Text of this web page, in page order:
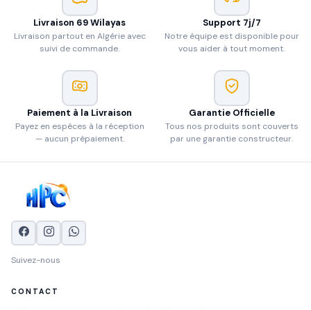
Livraison 69 Wilayas
Livraison partout en Algérie avec
suivi de commande.
Support 7j/7
Notre équipe est disponible pour
vous aider à tout moment.
Paiement à la Livraison
Payez en espèces à la réception
— aucun prépaiement.
Garantie Officielle
Tous nos produits sont couverts
par une garantie constructeur.
Suivez-nous
CONTACT